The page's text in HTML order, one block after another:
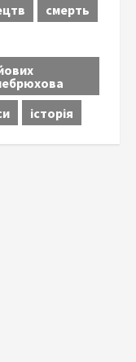
смерть
історія